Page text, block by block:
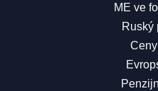
ME ve
Ruský